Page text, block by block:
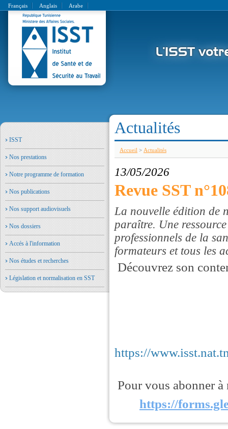
Français Anglais Arabe
ISST
Nos prestations
Notre programme de formation
Nos publications
Nos support audiovisuels
Nos dossiers
Accés à l'information
Nos études et recherches
Législation et normalisation en SST
Actualités
Accueil > Actualités
13/05/2026
Revue SST
La nouvelle édition de
paraître. Une
professionnels de la
formateurs et tous les
Découvrez son
https://
Pour vous abonner à
https://